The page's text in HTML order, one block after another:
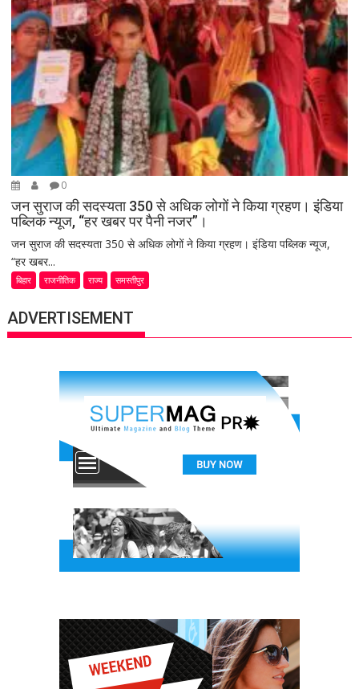
0
जन सुराज की सदस्यता 350 से अधिक लोगों ने किया ग्रहण। इंडिया
पब्लिक न्यूज, “हर खबर पर पैनी नजर”।
जन सुराज की सदस्यता 350 से अधिक लोगों ने किया ग्रहण। इंडिया पब्लिक न्यूज,
“हर खबर...
बिहार राजनीतिक राज्य समस्तीपुर
ADVERTISEMENT